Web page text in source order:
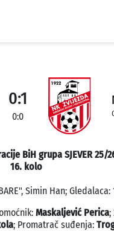
0:1
0:0
BiH grupa SJEVER 25/
16. kolo
Simin Han; Gledalaca:
Maskaljević Perica;
; Promatrač suđenja: